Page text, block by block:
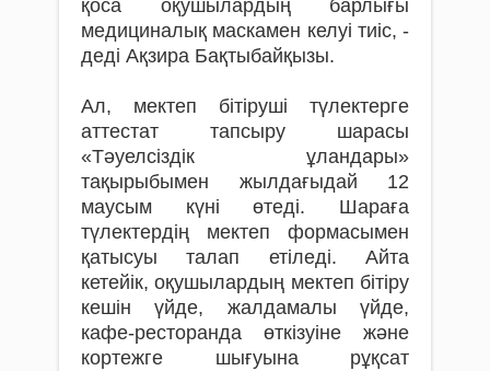
қоса оқушылардың барлығы
медициналық маскамен келуі тиіс, -
деді Ақзира Бақтыбайқызы.
Ал, мектеп бітіруші түлектерге
аттестат тапсыру шарасы
«Тәуелсіздік ұландары»
тақырыбымен жылдағыдай 12
маусым күні өтеді. Шараға
түлектердің мектеп формасымен
қатысуы талап етіледі. Айта
кетейік, оқушылардың мектеп бітіру
кешін үйде, жалдамалы үйде,
кафе-ресторанда өткізуіне және
кортежге шығуына рұқсат